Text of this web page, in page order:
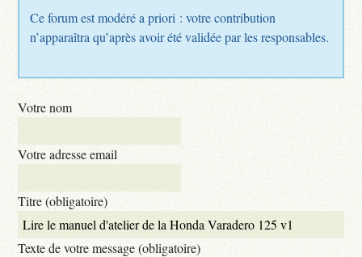
Ce forum est modéré a priori : votre contribution
n’apparaîtra qu’après avoir été validée par les responsables.
Votre nom
Votre adresse email
Titre (obligatoire)
Texte de votre message (obligatoire)